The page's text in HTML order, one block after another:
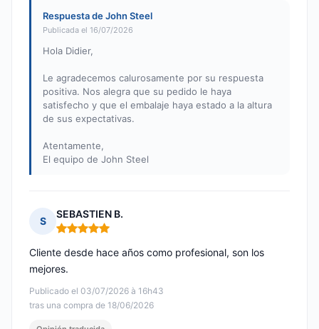
Respuesta de John Steel
Publicada el 16/07/2026
Hola Didier,
Le agradecemos calurosamente por su respuesta
positiva. Nos alegra que su pedido le haya
satisfecho y que el embalaje haya estado a la altura
de sus expectativas.
Atentamente,
El equipo de John Steel
S
SEBASTIEN B.
Nota: 5 de 5
Publicado el 03/07/2026 à 16h43
tras una compra de 18/06/2026
Cliente desde hace años como profesional, son los
mejores.